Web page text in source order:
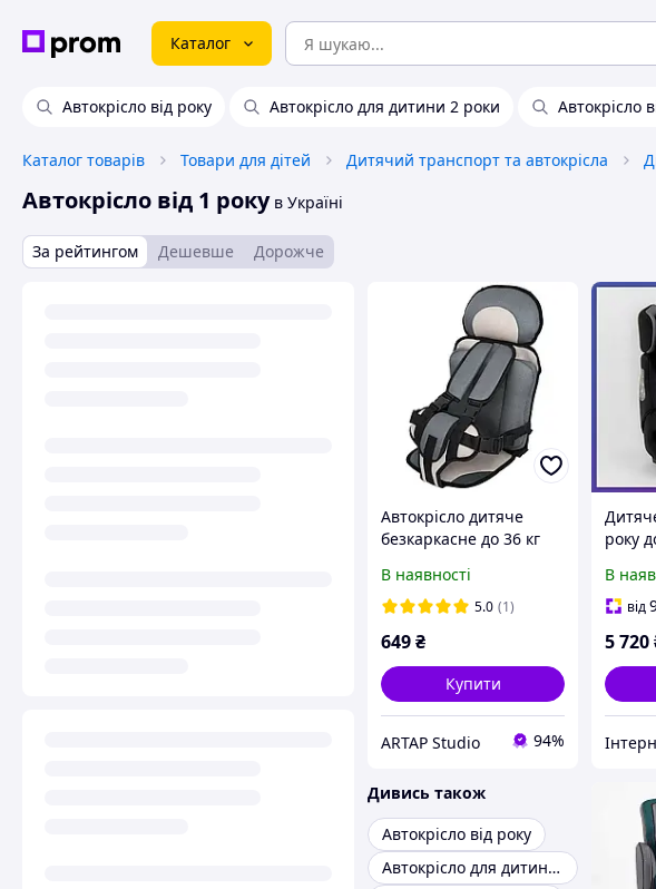
Каталог
Автокрісло від року Автокрісло для дитини 2 роки Автокрісло
Каталог товарів Товари для дітей Дитячий транспорт та автокрісла
Автокрісло від 1 рокув Україні
За рейтингом Дешевше Дорожче
Автокрісло дитяче
безкаркасне до 36 кг
В наявності
5.0 (1)
649₴
Купити
ARTAP Studio 94%
року
7887
сіре
В
від
5 720
Дивись також
Автокрісло від року
Автокрісло для дитини 2 роки